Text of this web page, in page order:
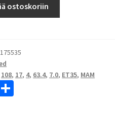
ostoskoriin
108, 17, 4, 63.4, 7.0, ET35, MAM